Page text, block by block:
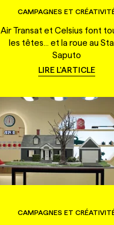
CAMPAGNES ET
Air Transat et Celsius font
les têtes... et la roue au
Saputo
LIRE L'ARTICLE
CAMPAGNES ET